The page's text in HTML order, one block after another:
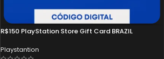
R$150 PlayStation Store Gift Card BRAZIL
Playstantion